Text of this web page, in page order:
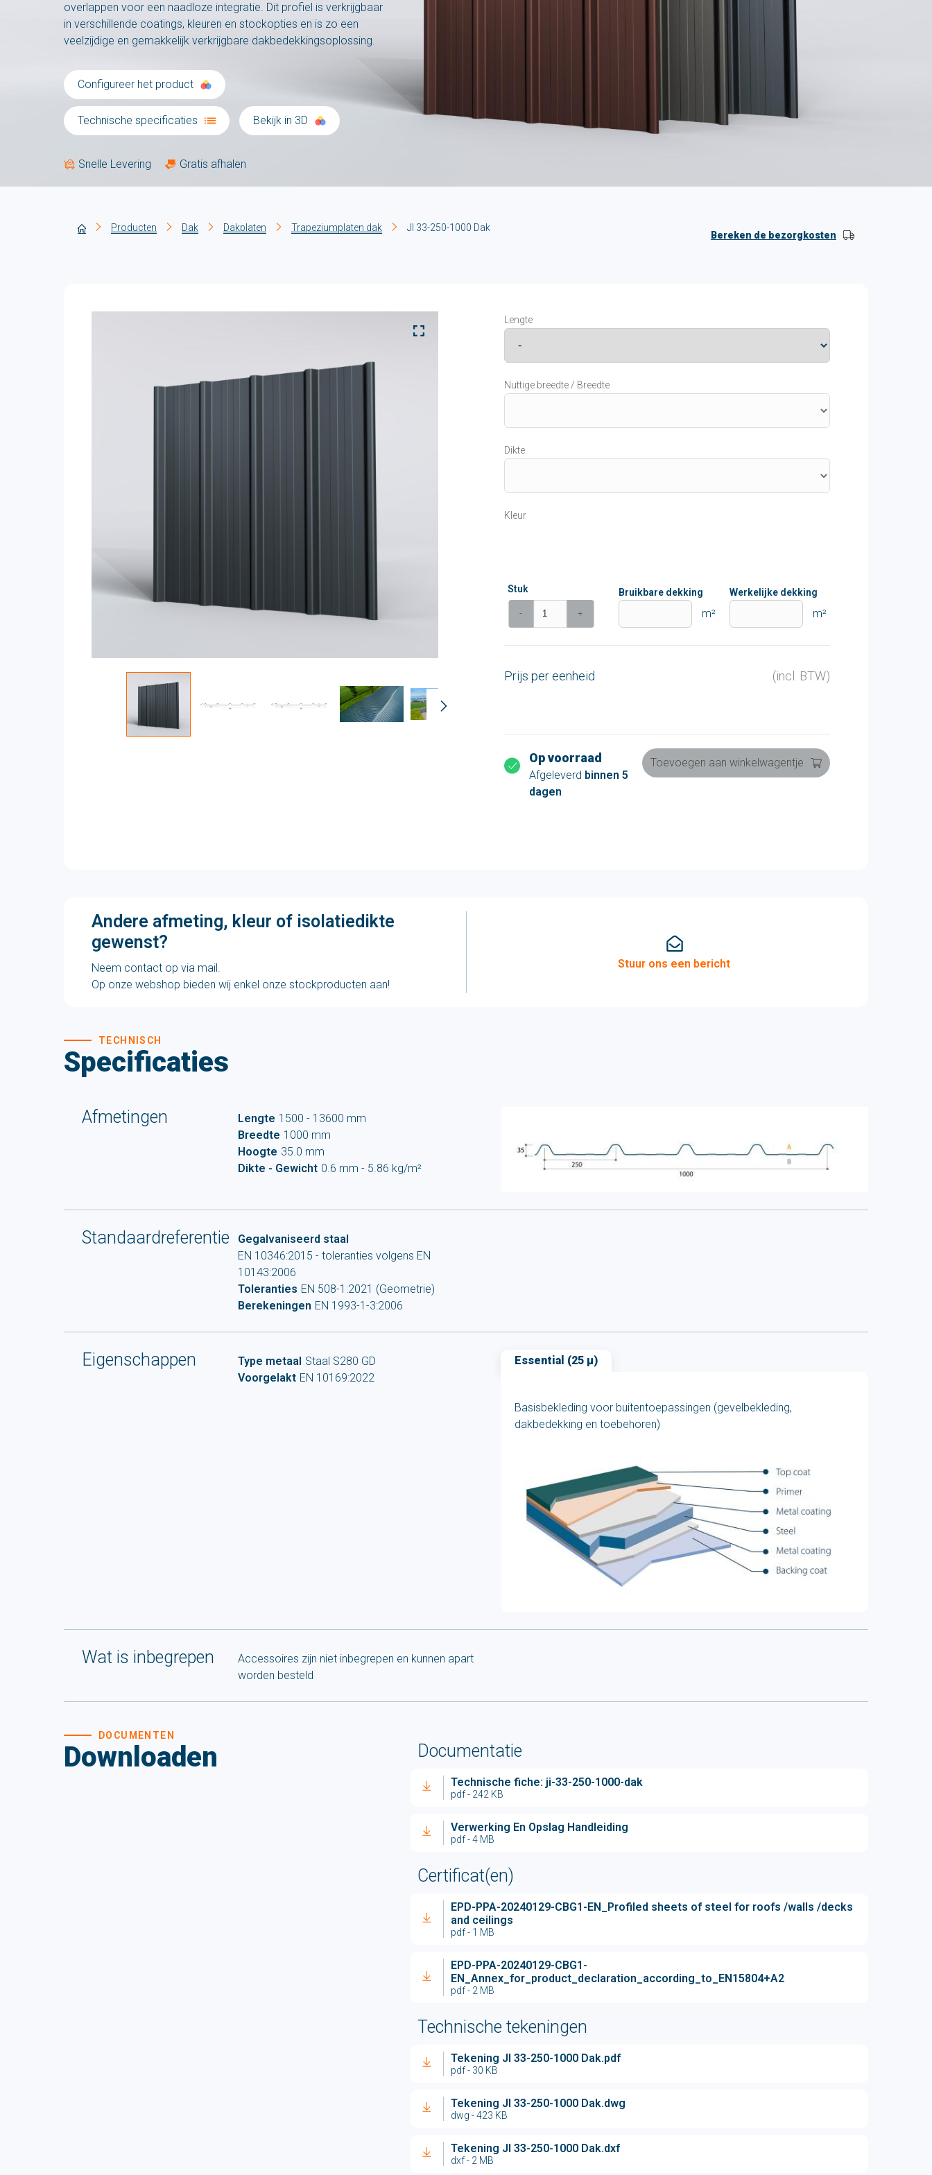
overlappen voor een naadloze integratie. Dit profiel is verkrijgbaar
in verschillende coatings, kleuren en stockopties en is zo een
veelzijdige en gemakkelijk verkrijgbare dakbedekkingsoplossing.
Configureer het product
Technische specificaties Bekijk in 3D
Snelle Levering Gratis afhalen
Producten Dak Dakplaten Trapeziumplaten dak JI 33-250-1000 Dak
Bereken de bezorgkosten
Lengte
Nuttige breedte / Breedte
Dikte
Kleur
Stuk
- +
Bruikbare dekking
m²
Werkelijke dekking
m²
Prijs per eenheid (incl. BTW)
Op voorraad
Afgeleverd binnen 5
dagen
Toevoegen aan winkelwagentje
Andere afmeting, kleur of isolatiedikte
gewenst?
Neem contact op via mail.
Op onze webshop bieden wij enkel onze stockproducten aan!
Stuur ons een bericht
Specificaties
TECHNISCH
Afmetingen Lengte 1500 - 13600 mm
Breedte 1000 mm
Hoogte 35.0 mm
Dikte - Gewicht 0.6 mm - 5.86 kg/m²
Standaardreferentie
Gegalvaniseerd staal
EN 10346:2015 - toleranties volgens EN
10143:2006
Toleranties EN 508-1:2021 (Geometrie)
Berekeningen EN 1993-1-3:2006
Eigenschappen Type metaal Staal S280 GD
Voorgelakt EN 10169:2022
Essential (25 µ)
Basisbekleding voor buitentoepassingen (gevelbekleding,
dakbedekking en toebehoren)
Wat is inbegrepen
Accessoires zijn niet inbegrepen en kunnen apart
worden besteld
Downloaden
DOCUMENTEN
Documentatie
Technische fiche: ji-33-250-1000-dak
pdf - 242 KB
Verwerking En Opslag Handleiding
pdf - 4 MB
Certificat(en)
EPD-PPA-20240129-CBG1-EN_Profiled sheets of steel for roofs /walls /decks
and ceilings
pdf - 1 MB
EPD-PPA-20240129-CBG1-
EN_Annex_for_product_declaration_according_to_EN15804+A2
pdf - 2 MB
Technische tekeningen
Tekening JI 33-250-1000 Dak.pdf
pdf - 30 KB
Tekening JI 33-250-1000 Dak.dwg
dwg - 423 KB
Tekening JI 33-250-1000 Dak.dxf
dxf - 2 MB